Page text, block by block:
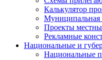
Калькулятор
Муниципальная
Проекты
Рекламные
Национальные и
Национальные